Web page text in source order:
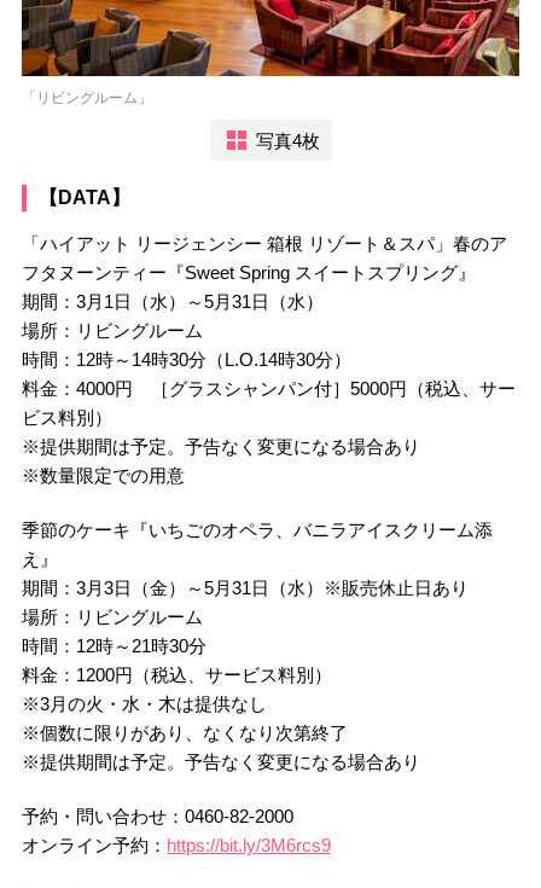
「リビングルーム」
写真4枚
【DATA】
「ハイアット リージェンシー 箱根 リゾート＆スパ」春のア
フタヌーンティー『Sweet Spring スイートスプリング』
期間：3月1日（水）～5月31日（水）
場所：リビングルーム
時間：12時～14時30分（L.O.14時30分）
料金：4000円 ［グラスシャンパン付］5000円（税込、サー
ビス料別）
※提供期間は予定。予告なく変更になる場合あり
※数量限定での用意
季節のケーキ『いちごのオペラ、バニラアイスクリーム添
え』
期間：3月3日（金）～5月31日（水）※販売休止日あり
場所：リビングルーム
時間：12時～21時30分
料金：1200円（税込、サービス料別）
※3月の火・水・木は提供なし
※個数に限りがあり、なくなり次第終了
※提供期間は予定。予告なく変更になる場合あり
予約・問い合わせ：0460-82-2000
オンライン予約： https://bit.ly/3M6rcs9